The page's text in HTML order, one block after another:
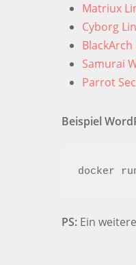
Matriux
Cyborg
BlackArch
Samurai
Parrot
Beispiel
docker
PS: Ein